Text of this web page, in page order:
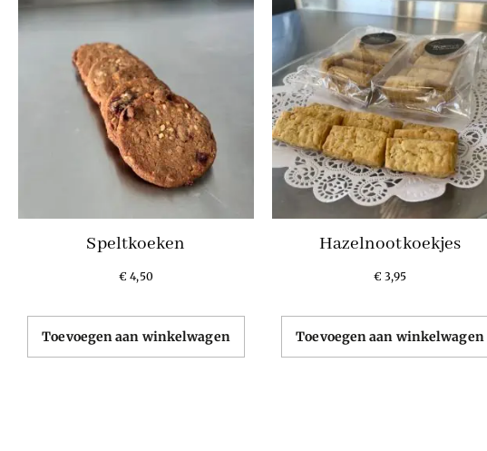
Speltkoeken
€ 4,50
Toevoegen aan winkelwagen
Hazelnootkoekjes
€ 3,95
Toevoegen aan winkelwagen